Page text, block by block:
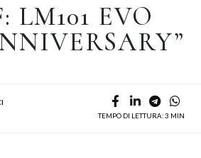
LM101 EVO
TEMPO DI LETTURA: 3 MIN